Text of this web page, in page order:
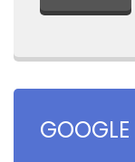
GOOGLE